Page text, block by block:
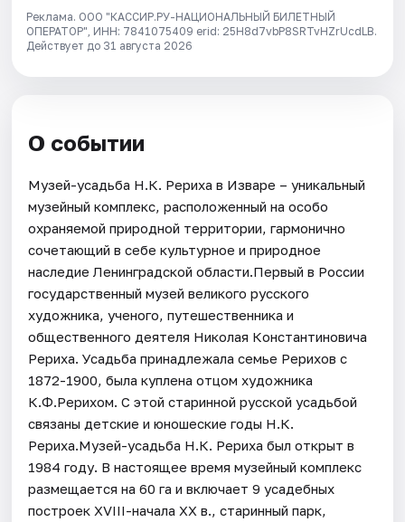
Реклама. ООО "КАССИР.РУ-НАЦИОНАЛЬНЫЙ БИЛЕТНЫЙ
ОПЕРАТОР", ИНН: 7841075409 erid: 25H8d7vbP8SRTvHZrUcdLB.
Действует до 31 августа 2026
О событии
Музей-усадьба Н.К. Рериха в Изваре – уникальный
музейный комплекс, расположенный на особо
охраняемой природной территории, гармонично
сочетающий в себе культурное и природное
наследие Ленинградской области.Первый в России
государственный музей великого русского
художника, ученого, путешественника и
общественного деятеля Николая Константиновича
Рериха. Усадьба принадлежала семье Рерихов с
1872-1900, была куплена отцом художника
К.Ф.Рерихом. С этой старинной русской усадьбой
связаны детские и юношеские годы Н.К.
Рериха.Музей-усадьба Н.К. Рериха был открыт в
1984 году. В настоящее время музейный комплекс
размещается на 60 га и включает 9 усадебных
построек XVIII-начала XX в., старинный парк,